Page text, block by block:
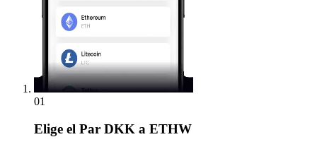
01
Elige el Par DKK a ETHW